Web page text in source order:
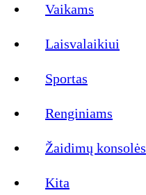
Vaikams
Laisvalaikiui
Sportas
Renginiams
Žaidimų konsolės
Kita